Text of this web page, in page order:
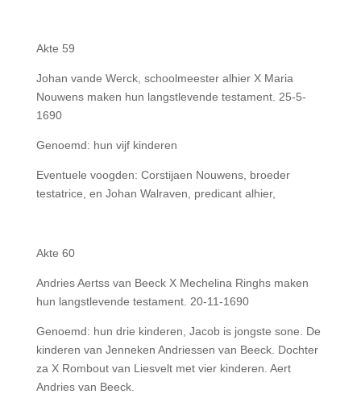
Akte 59
Johan vande Werck, schoolmeester alhier X Maria
Nouwens maken hun langstlevende testament. 25-5-
1690
Genoemd: hun vijf kinderen
Eventuele voogden: Corstijaen Nouwens, broeder
testatrice, en Johan Walraven, predicant alhier,
Akte 60
Andries Aertss van Beeck X Mechelina Ringhs maken
hun langstlevende testament. 20-11-1690
Genoemd: hun drie kinderen, Jacob is jongste sone. De
kinderen van Jenneken Andriessen van Beeck. Dochter
za X Rombout van Liesvelt met vier kinderen. Aert
Andries van Beeck.